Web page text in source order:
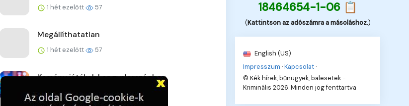
1 hét ezelőtt 57
Megállíthatatlan
1 hét ezelőtt 57
Kemény játékok Lengyelországban
1 hét ezelőtt
18464654-1-06 📋
(Kattintson az adószámra a másoláshoz.)
English (US)
Impresszum ·Kapcsolat ·
© Kék hírek, bűnügyek, balesetek -
Kriminális 2026. Minden jog fenttartva